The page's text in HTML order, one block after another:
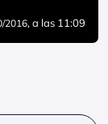
2016, a las 11:09